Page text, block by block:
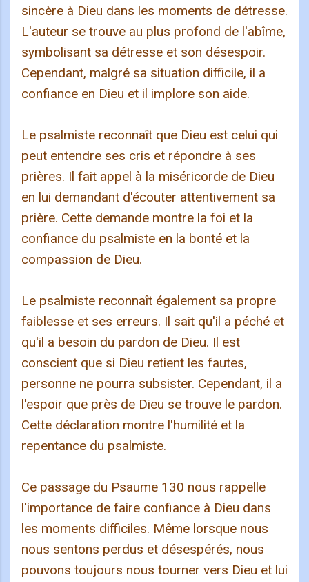
sincère à Dieu dans les moments de détresse.
L'auteur se trouve au plus profond de l'abîme,
symbolisant sa détresse et son désespoir.
Cependant, malgré sa situation difficile, il a
confiance en Dieu et il implore son aide.
Le psalmiste reconnaît que Dieu est celui qui
peut entendre ses cris et répondre à ses
prières. Il fait appel à la miséricorde de Dieu
en lui demandant d'écouter attentivement sa
prière. Cette demande montre la foi et la
confiance du psalmiste en la bonté et la
compassion de Dieu.
Le psalmiste reconnaît également sa propre
faiblesse et ses erreurs. Il sait qu'il a péché et
qu'il a besoin du pardon de Dieu. Il est
conscient que si Dieu retient les fautes,
personne ne pourra subsister. Cependant, il a
l'espoir que près de Dieu se trouve le pardon.
Cette déclaration montre l'humilité et la
repentance du psalmiste.
Ce passage du Psaume 130 nous rappelle
l'importance de faire confiance à Dieu dans
les moments difficiles. Même lorsque nous
nous sentons perdus et désespérés, nous
pouvons toujours nous tourner vers Dieu et lui